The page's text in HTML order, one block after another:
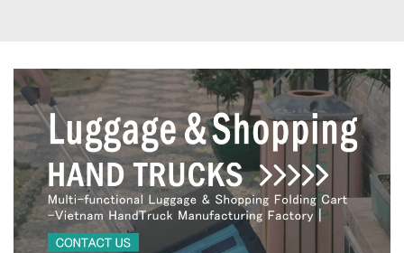
Service Global B2B De
Qualité En Un Seul
Endroit, Les Usines De
Diables À Main Sont
Situées Au Vietnam Et En